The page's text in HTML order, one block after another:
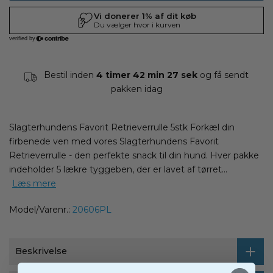
Bestil inden 4 timer 42 min 27 sek og få sendt
pakken idag
Slagterhundens Favorit Retrieverrulle 5stk Forkæl din
firbenede ven med vores Slagterhundens Favorit
Retrieverrulle - den perfekte snack til din hund. Hver pakke
indeholder 5 lækre tyggeben, der er lavet af tørret...
Læs mere
Model/Varenr.: 20606PL
Beskrivelse